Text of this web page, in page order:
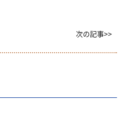
次の記事>>